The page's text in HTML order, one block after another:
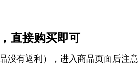
直接购买即可
没有返利），进入商品页面后注